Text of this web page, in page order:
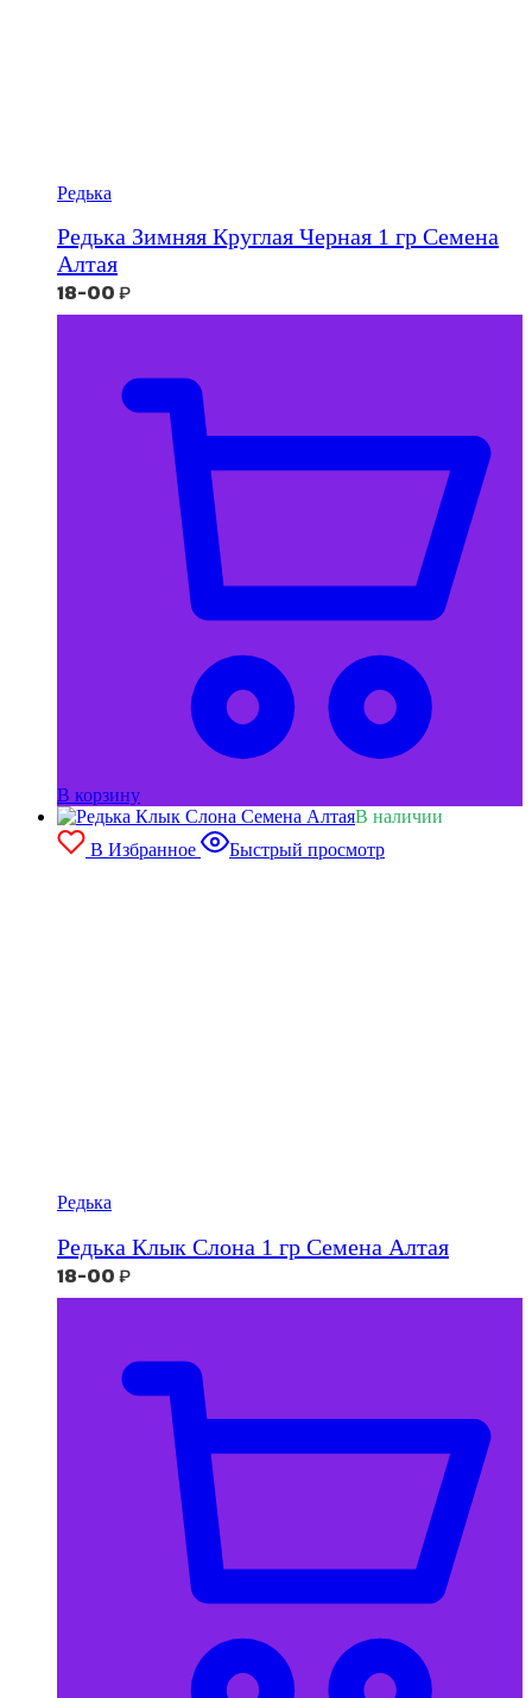
Редька
Редька Зимняя Круглая Черная 1 гр Семена
Алтая
18-00₽
В корзину
В наличии
В Избранное
Быстрый просмотр
Редька
Редька Клык Слона 1 гр Семена Алтая
18-00₽